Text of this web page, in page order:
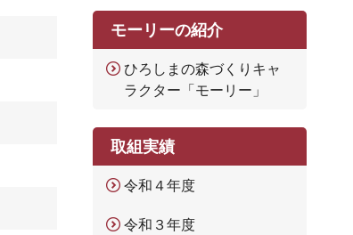
モーリーの紹介
ひろしまの森づくりキャ
ラクター「モーリー」
取組実績
令和４年度
令和３年度